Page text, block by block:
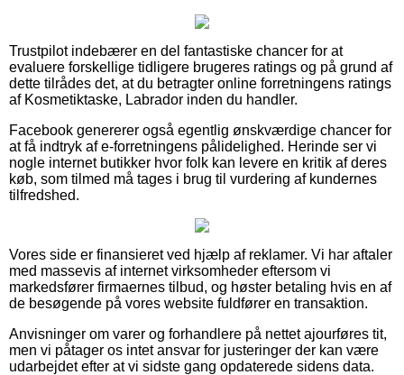
Trustpilot indebærer en del fantastiske chancer for at
evaluere forskellige tidligere brugeres ratings og på grund af
dette tilrådes det, at du betragter online forretningens ratings
af Kosmetiktaske, Labrador inden du handler.
Facebook genererer også egentlig ønskværdige chancer for
at få indtryk af e-forretningens pålidelighed. Herinde ser vi
nogle internet butikker hvor folk kan levere en kritik af deres
køb, som tilmed må tages i brug til vurdering af kundernes
tilfredshed.
Vores side er finansieret ved hjælp af reklamer. Vi har aftaler
med massevis af internet virksomheder eftersom vi
markedsfører firmaernes tilbud, og høster betaling hvis en af
de besøgende på vores website fuldfører en transaktion.
Anvisninger om varer og forhandlere på nettet ajourføres tit,
men vi påtager os intet ansvar for justeringer der kan være
udarbejdet efter at vi sidste gang opdaterede sidens data.